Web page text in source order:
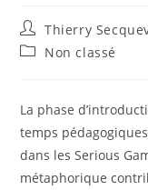
Auteur/autrice
de
la
Thierry
PostNon classé
La phase
temps
dans les Serious
métaphorique